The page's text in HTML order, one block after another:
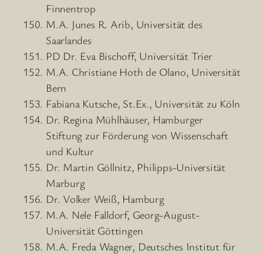
Finnentrop
M.A. Junes R. Arib, Universität des
Saarlandes
PD Dr. Eva Bischoff, Universität Trier
M.A. Christiane Hoth de Olano, Universität
Bern
Fabiana Kutsche, St.Ex., Universität zu Köln
Dr. Regina Mühlhäuser, Hamburger
Stiftung zur Förderung von Wissenschaft
und Kultur
Dr. Martin Göllnitz, Philipps-Universität
Marburg
Dr. Volker Weiß, Hamburg
M.A. Nele Falldorf, Georg-August-
Universität Göttingen
M.A. Freda Wagner, Deutsches Institut für